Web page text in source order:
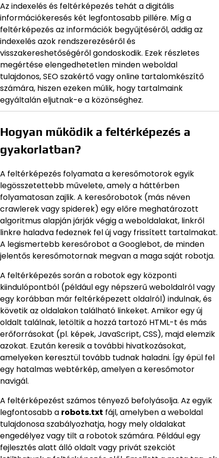
Az indexelés és feltérképezés tehát a digitális
információkeresés két legfontosabb pillére. Míg a
feltérképezés az információk begyűjtéséről, addig az
indexelés azok rendszerezéséről és
visszakereshetőségéről gondoskodik. Ezek részletes
megértése elengedhetetlen minden weboldal
tulajdonos, SEO szakértő vagy online tartalomkészítő
számára, hiszen ezeken múlik, hogy tartalmaink
egyáltalán eljutnak-e a közönséghez.
Hogyan működik a feltérképezés a
gyakorlatban?
A feltérképezés folyamata a keresőmotorok egyik
legösszetettebb művelete, amely a háttérben
folyamatosan zajlik. A keresőrobotok (más néven
crawlerek vagy spiderek) egy előre meghatározott
algoritmus alapján járják végig a weboldalakat, linkről
linkre haladva fedeznek fel új vagy frissített tartalmakat.
A legismertebb keresőrobot a Googlebot, de minden
jelentős keresőmotornak megvan a maga saját robotja.
A feltérképezés során a robotok egy központi
kiindulópontból (például egy népszerű weboldalról vagy
egy korábban már feltérképezett oldalról) indulnak, és
követik az oldalakon található linkeket. Amikor egy új
oldalt találnak, letöltik a hozzá tartozó HTML-t és más
erőforrásokat (pl. képek, JavaScript, CSS), majd elemzik
azokat. Ezután keresik a további hivatkozásokat,
amelyeken keresztül tovább tudnak haladni. Így épül fel
egy hatalmas webtérkép, amelyen a keresőmotor
navigál.
A feltérképezést számos tényező befolyásolja. Az egyik
legfontosabb a robots.txt fájl, amelyben a weboldal
tulajdonosa szabályozhatja, hogy mely oldalakat
engedélyez vagy tilt a robotok számára. Például egy
fejlesztés alatt álló oldalt vagy privát szekciót